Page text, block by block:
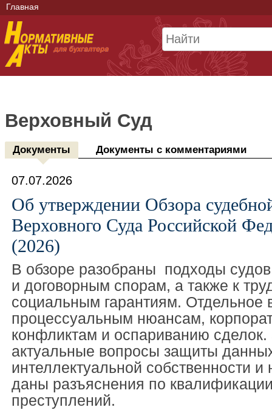
Главная
Верховный Суд
Документы Документы с комментариями
07.07.2026
Об утверждении Обзора
Верховного Суда Российской
(2026)
В обзоре разобраны подходы
и договорным спорам, а также к
социальным гарантиям. Отдельное
процессуальным нюансам,
конфликтам и оспариванию сделок.
актуальные вопросы защиты
интеллектуальной собственности и
даны разъяснения по
преступлений.